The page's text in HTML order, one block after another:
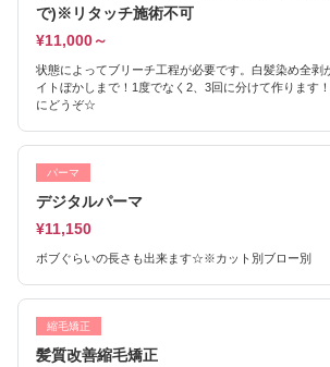
で)※リタッチ施術不可
¥11,000～
状態によってブリーチ工程が必要です。白髪染め全剥
イトぼかしまで！1度でなく2、3回に分けて作ります
にどうぞ☆
パーマ
デジタルパーマ
¥11,150
ボブぐらいの長さも出来ます☆※カット別ブロー別
縮毛矯正
髪質改善縮毛矯正